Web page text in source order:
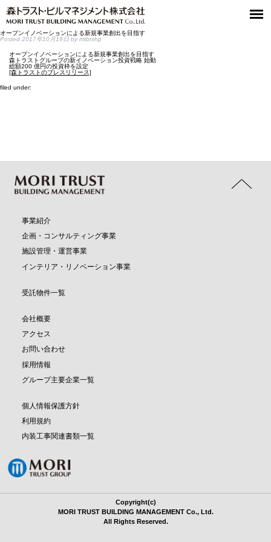
オープンイノベーションによる新規事業創出を目指す
Posted 2017年10月19日 by mtbmhp
オープンイノベーションによる新規事業創出を目指す
森トラストグループの新イノベーション投資戦略 始動
総額200 億円の投資枠を設定
[森トラストのプレスリリース]
filed under:
事業紹介
企画・コンサルティング事業
施設管理・運営事業
インテリア・リノベーション事業
受託物件一覧
会社概要
アクセス
お問い合わせ
採用情報
グループ主要企業一覧
個人情報保護方針
利用規約
内装工事関連書類一覧
Copyright(c)
MORI TRUST BUILDING MANAGEMENT Co., Ltd.
All Rights Reserved.